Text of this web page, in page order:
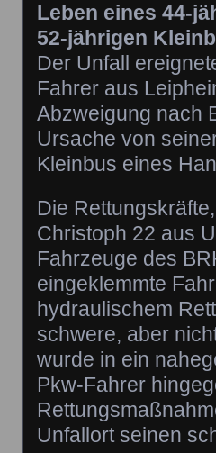
Leben eines 44-
52-jährigen
Der Unfall
Fahrer aus
Abzweigung nach
Ursache von
Kleinbus eines
Die
Christoph 22 aus
Fahrzeuge des
eingeklemmte
hydraulischem
schwere, aber
wurde in ein
Pkw-Fahrer
Unfallort seinen